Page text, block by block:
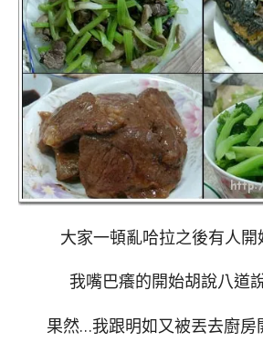
大家一頓亂哈拉之後有人開
我嘴巴癢的開始胡說八道
果然…我跟明如又被丟去廚房